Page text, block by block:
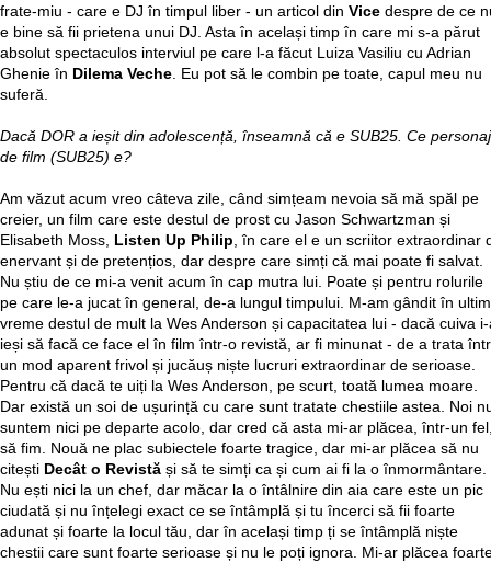
frate-miu - care e DJ în timpul liber - un articol din Vice despre de ce
e bine să fii prietena unui DJ. Asta în același timp în care mi s-a părut
absolut spectaculos interviul pe care l-a făcut Luiza Vasiliu cu Adrian
Ghenie în Dilema Veche. Eu pot să le combin pe toate, capul meu nu
suferă.
Dacă DOR a ieșit din adolescență, înseamnă că e SUB25. Ce personaj
de film (SUB25) e?
Am văzut acum vreo câteva zile, când simțeam nevoia să mă spăl pe
creier, un film care este destul de prost cu Jason Schwartzman și
Elisabeth Moss, Listen Up Philip, în care el e un scriitor extraordinar
enervant și de pretențios, dar despre care simți că mai poate fi salvat.
Nu știu de ce mi-a venit acum în cap mutra lui. Poate și pentru rolurile
pe care le-a jucat în general, de-a lungul timpului. M-am gândit în
vreme destul de mult la Wes Anderson și capacitatea lui - dacă cuiva
ieși să facă ce face el în film într-o revistă, ar fi minunat - de a trata
un mod aparent frivol și jucăuș niște lucruri extraordinar de serioase.
Pentru că dacă te uiți la Wes Anderson, pe scurt, toată lumea moare.
Dar există un soi de ușurință cu care sunt tratate chestiile astea. Noi
suntem nici pe departe acolo, dar cred că asta mi-ar plăcea, într-un
să fim. Nouă ne plac subiectele foarte tragice, dar mi-ar plăcea să nu
citești Decât o Revistă și să te simți ca și cum ai fi la o înmormântare.
Nu ești nici la un chef, dar măcar la o întâlnire din aia care este un pic
ciudată și nu înțelegi exact ce se întâmplă și tu încerci să fii foarte
adunat și foarte la locul tău, dar în același timp ți se întâmplă niște
chestii care sunt foarte serioase și nu le poți ignora. Mi-ar plăcea